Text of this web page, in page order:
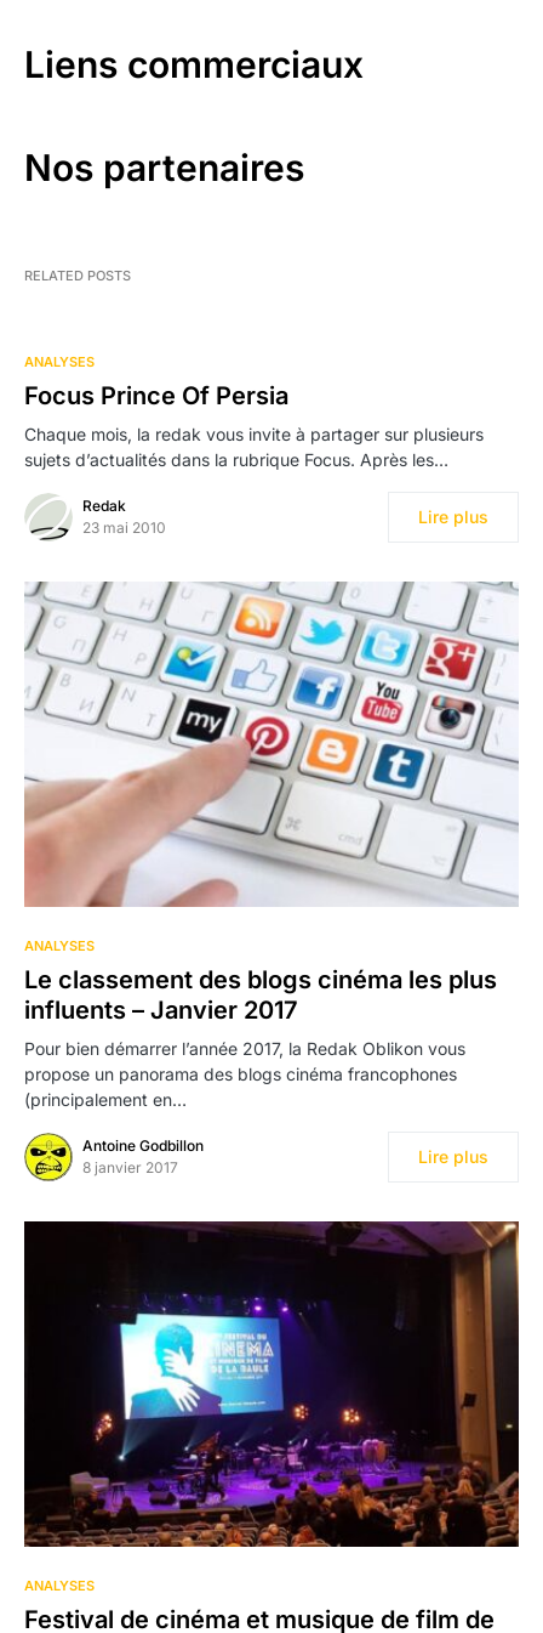
Liens commerciaux
Nos partenaires
RELATED POSTS
ANALYSES
Focus Prince Of Persia
Chaque mois, la redak vous invite à partager sur plusieurs
sujets d’actualités dans la rubrique Focus. Après les…
Redak
23 mai 2010
Lire plus
ANALYSES
Le classement des blogs cinéma les plus
influents – Janvier 2017
Pour bien démarrer l’année 2017, la Redak Oblikon vous
propose un panorama des blogs cinéma francophones
(principalement en…
Antoine Godbillon
8 janvier 2017
Lire plus
ANALYSES
Festival de cinéma et musique de film de